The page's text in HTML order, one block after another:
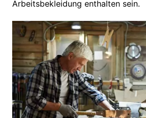
Arbeitsbekleidung enthalten sein.